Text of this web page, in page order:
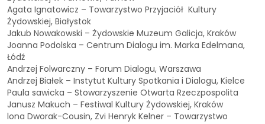
Agata Ignatowicz – Towarzystwo Przyjaciół Kultury
Żydowskiej, Białystok
Jakub Nowakowski – Żydowskie Muzeum Galicja, Kraków
Joanna Podolska – Centrum Dialogu im. Marka Edelmana,
Łódź
Andrzej Folwarczny – Forum Dialogu, Warszawa
Andrzej Białek – Instytut Kultury Spotkania i Dialogu, Kielce
Paula sawicka – Stowarzyszenie Otwarta Rzeczpospolita
Janusz Makuch – Festiwal Kultury Żydowskiej, Kraków
lona Dworak-Cousin, Zvi Henryk Kelner – Towarzystwo